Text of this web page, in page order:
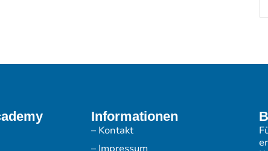
Informationen
– Kontakt